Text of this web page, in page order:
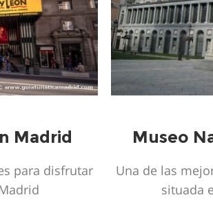
Madrid
para disfrutar
Museo
Una de las
situada